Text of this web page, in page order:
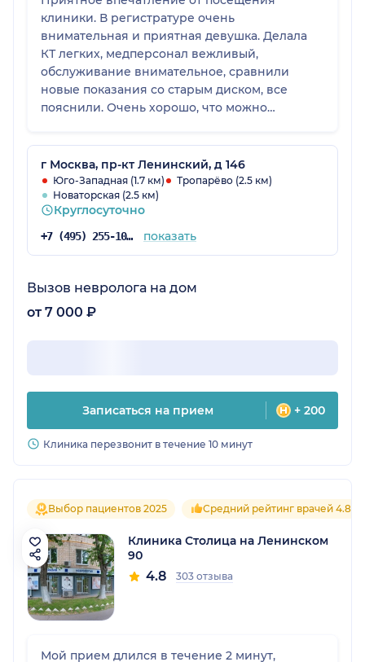
клиники. В регистратуре очень
внимательная и приятная девушка. Делала
КТ легких, медперсонал вежливый,
обслуживание внимательное, сравнили
новые показания со старым диском, все
пояснили. Очень хорошо, что можно
можно немного подождать и получить
описание на руки. Пока ожидала описание,
наблюдала как медперсонал общается с
клиентами и решает вопросы, которые
возникают после проведенного
обследования, для уточнения диагноза. Если
клинику. Всем рекомендую.
г Москва, пр-кт Ленинский, д 146
Юго-Западная (1.7 км)
Тропарёво (2.5 км)
Новаторская (2.5 км)
Круглосуточно
+7 (495) 255-10-78 показать
Вызов невролога на дом
от 7 000 ₽
Записаться на прием + 200
Клиника перезвонит в течение 10 минут
Выбор пациентов 2025 Средний рейтинг врачей 4.8
Клиника Столица на Ленинском
90
4.8 303 отзыва
Мой прием длился в течение 2 минут,